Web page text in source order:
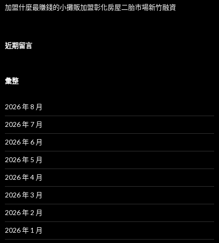
加盟什麼最賺錢的小攤販加盟彰化房屋二胎市場新竹融資
近期留言
彙整
2026 年 8 月
2026 年 7 月
2026 年 6 月
2026 年 5 月
2026 年 4 月
2026 年 3 月
2026 年 2 月
2026 年 1 月